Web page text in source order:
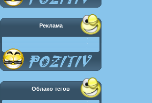
Реклама
Облако тегов